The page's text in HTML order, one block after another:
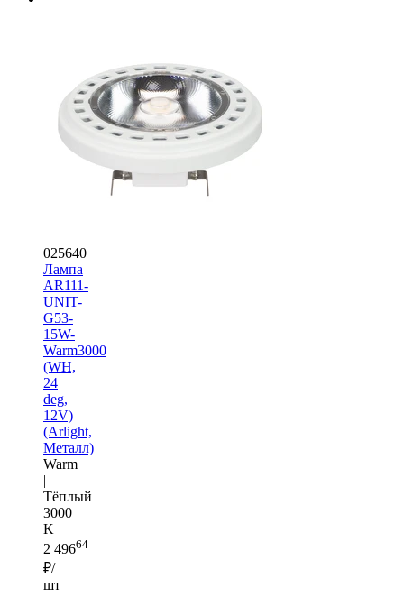
025640
Лампа
AR111-
UNIT-
G53-
15W-
Warm3000
(WH,
24
deg,
12V)
(Arlight,
Металл)
Warm
|
Тёплый
3000
K
2 49664
₽/
шт